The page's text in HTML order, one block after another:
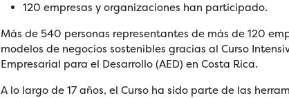
120 empresas y organizaciones han participado.
Más de 540 personas representantes de más de 120
modelos de negocios sostenibles gracias al Curso
Empresarial para el Desarrollo (AED) en Costa Rica.
A lo largo de 17 años, el Curso ha sido parte de las